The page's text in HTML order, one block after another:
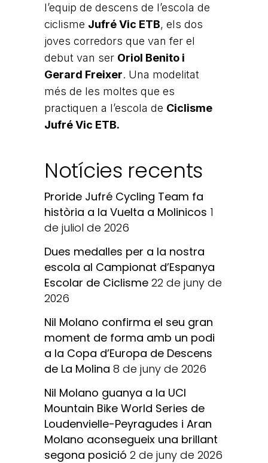
l’equip de descens de l’escola de
ciclisme Jufré Vic ETB, els dos
joves corredors que van fer el
debut van ser Oriol Benito i
Gerard Freixer. Una modelitat
més de les moltes que es
practiquen a l’escola de Ciclisme
Jufré Vic ETB.
Notícies recents
Proride Jufré Cycling Team fa
història a la Vuelta a Molinicos 1
de juliol de 2026
Dues medalles per a la nostra
escola al Campionat d’Espanya
Escolar de Ciclisme 22 de juny de
2026
Nil Molano confirma el seu gran
moment de forma amb un podi
a la Copa d’Europa de Descens
de La Molina 8 de juny de 2026
Nil Molano guanya a la UCI
Mountain Bike World Series de
Loudenvielle-Peyragudes i Aran
Molano aconsegueix una brillant
segona posició 2 de juny de 2026